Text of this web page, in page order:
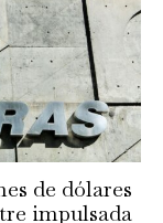
de dólares
impulsada